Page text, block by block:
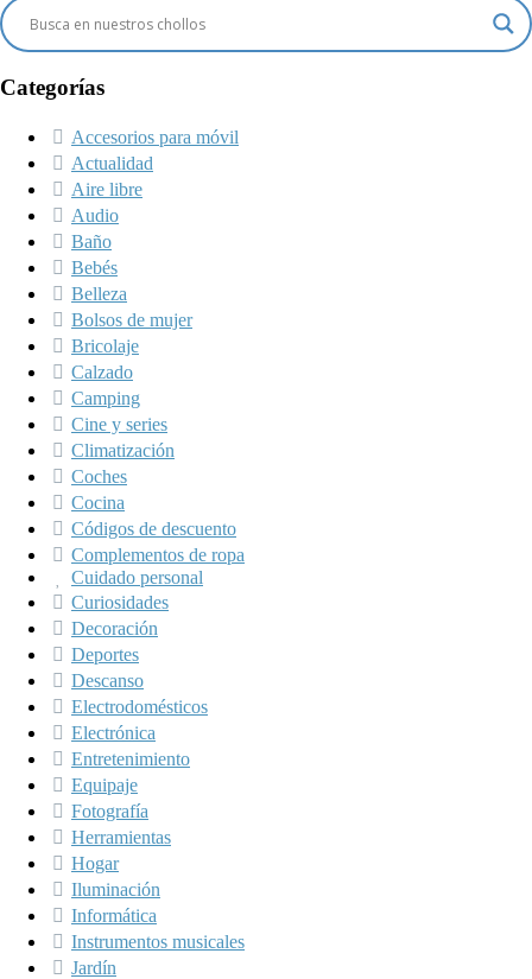
Categorías
Accesorios para móvil
Actualidad
Aire libre
Audio
Baño
Bebés
Belleza
Bolsos de mujer
Bricolaje
Calzado
Camping
Cine y series
Climatización
Coches
Cocina
Códigos de descuento
Complementos de ropa
Cuidado personal
Curiosidades
Decoración
Deportes
Descanso
Electrodomésticos
Electrónica
Entretenimiento
Equipaje
Fotografía
Herramientas
Hogar
Iluminación
Informática
Instrumentos musicales
Jardín